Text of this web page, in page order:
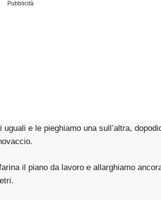
Pubblicità
e le pieghiamo una sull’altra,
il piano da lavoro e allarghiamo